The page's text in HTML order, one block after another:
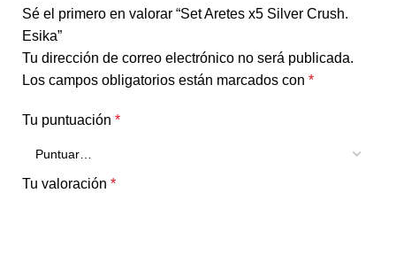
Sé el primero en valorar “Set Aretes x5 Silver Crush.
Esika”
Tu dirección de correo electrónico no será publicada.
Los campos obligatorios están marcados con *
Tu puntuación *
Tu valoración *